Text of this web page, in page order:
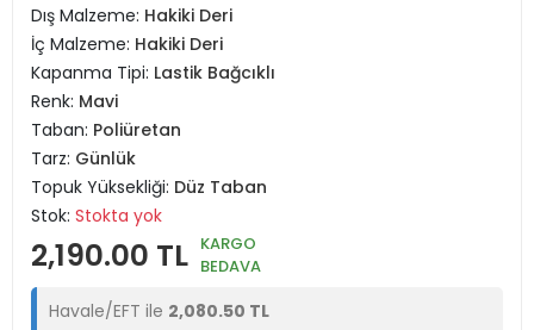
Dış Malzeme: Hakiki Deri
İç Malzeme: Hakiki Deri
Kapanma Tipi: Lastik Bağcıklı
Renk: Mavi
Taban: Poliüretan
Tarz: Günlük
Topuk Yüksekliği: Düz Taban
Stok: Stokta yok
2,190.00 TL KARGO
BEDAVA
Havale/EFT ile 2,080.50 TL